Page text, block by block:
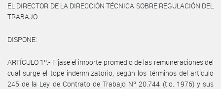
EL DIRECTOR DE LA DIRECCIÓN TÉCNICA SOBRE REGULACIÓN DEL
TRABAJO
DISPONE:
ARTÍCULO 1º.- Fíjase el importe promedio de las remuneraciones del
cual surge el tope indemnizatorio, según los términos del artículo
245 de la Ley de Contrato de Trabajo Nº 20.744 (t.o. 1976) y sus